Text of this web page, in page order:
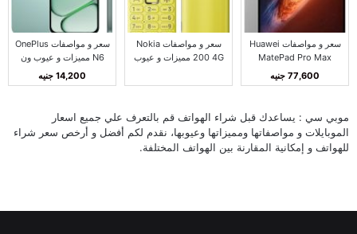
سعر و مواصفات Huawei
MatePad Pro Max
مميزات و عيوب هواوي
MatePad Pro Max
77,600 جنيه
سعر و مواصفات Nokia
200 4G مميزات و عيوب
سعر و مواصفات OnePlus
N6 مميزات و عيوب ون
بلس N6
14,200 جنيه
موبي سي : يساعدك قبل شراء الهواتف قم بالتعرف علي جميع اسعار
الموبايلات و مواصفاتها ومميزاتها وعيوبها، نقدم لكم أفضل و أرخص سعر شراء
للهواتف و إمكانية المقارنة بين الهواتف المختلفة.